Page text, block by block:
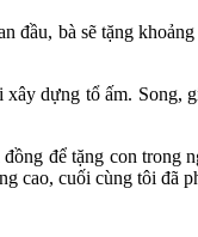
bà sẽ tặng
dựng tổ ấm. Song,
để tặng con trong
cao, cuối cùng tôi đã